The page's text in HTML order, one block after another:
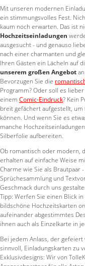
Mit unseren modernen
ein stimmungsvolles Fest.
kaum noch erwarten. Das ist
Hochzeitseinladungen
ausgesucht - und genauso
nach einer charmanten und
Ihren Gästen ein Lächeln auf
unserem großen Angebot
Bevorzugen Sie die
Programm? Oder soll es
einem Comic-Eindruck? Kein
breit gefächert aufgestellt,
können. Und wenn Sie es
manche
Silberfolie aufbereiten.
Ob romantisch oder modern,
erhalten auf einfache Weise
Charme wie Sie als
Sprüchesammlung und
Geschmack durch uns
Tipp: Werfen Sie einen Blick
bildschöne Hochzeitskarten
aufeinander abgestimmtes
ihnen auch als Einzelkarte in
Bei jedem Anlass, der
sinnvoll, Einladungskarten zu
Exklusivdesigns: Wir von